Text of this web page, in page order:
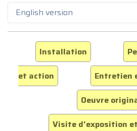
English version
Installation
et action
Entretien
Oeuvre
Visite d'exposition